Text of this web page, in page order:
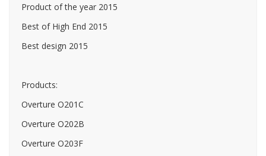
Product of the year 2015
Best of High End 2015
Best design 2015
Products:
Overture O201C
Overture O202B
Overture O203F